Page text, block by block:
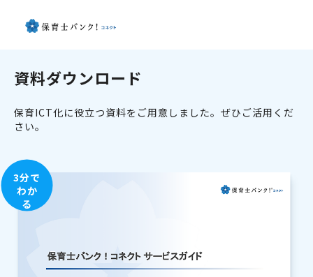
資料ダウンロード
保育ICT化に役立つ資料をご用意しました。ぜひご活用くだ
さい。
3分で
わか
る